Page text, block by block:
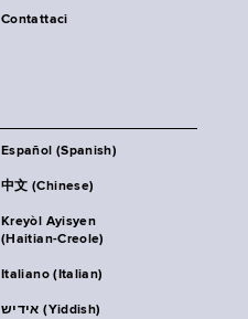
Contattaci
Español (Spanish)
中文 (Chinese)
Kreyòl Ayisyen
(Haitian-Creole)
Italiano (Italian)
אידיש (Yiddish)